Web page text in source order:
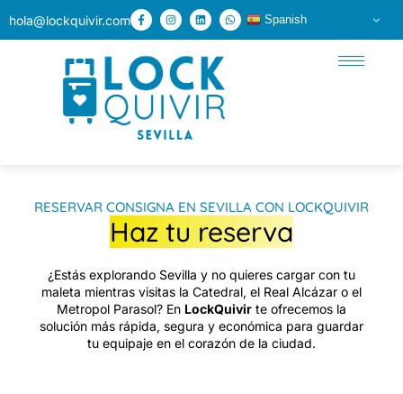
hola@lockquivir.com Spanish
RESERVAR CONSIGNA EN SEVILLA CON LOCKQUIVIR
Haz tu reserva
¿Estás explorando Sevilla y no quieres cargar con tu
maleta mientras visitas la Catedral, el Real Alcázar o el
Metropol Parasol? En LockQuivir te ofrecemos la
solución más rápida, segura y económica para guardar
tu equipaje en el corazón de la ciudad.